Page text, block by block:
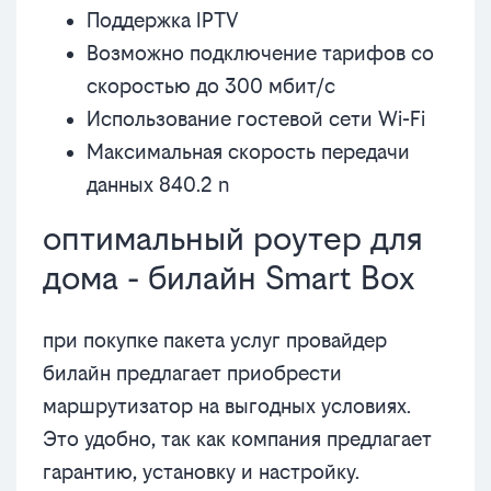
Поддержка IPTV
Возможно подключение тарифов со
скоростью до 300 мбит/с
Использование гостевой сети Wi-Fi
Максимальная скорость передачи
данных 840.2 n
оптимальный роутер для
дома - билайн Smart Box
при покупке пакета услуг провайдер
билайн предлагает приобрести
маршрутизатор на выгодных условиях.
Это удобно, так как компания предлагает
гарантию, установку и настройку.